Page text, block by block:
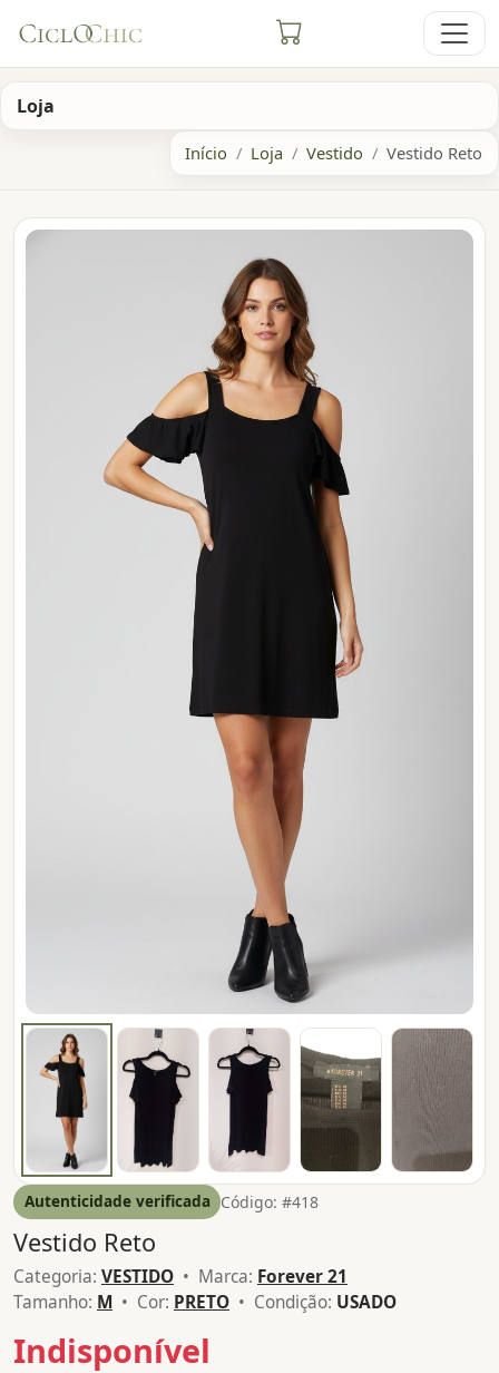
Loja
Início Loja Vestido Vestido Reto
Autenticidade verificada Código: #418
Vestido Reto
Categoria: VESTIDO • Marca: Forever 21
Tamanho: M • Cor: PRETO • Condição: USADO
Indisponível